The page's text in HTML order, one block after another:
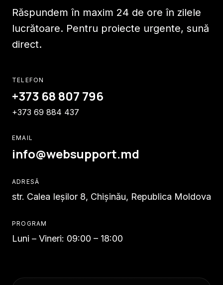
Răspundem în maxim 24 de ore în zilele
lucrătoare. Pentru proiecte urgente, sună
direct.
TELEFON
+373 68 807 796
+373 69 884 437
EMAIL
info@websupport.md
ADRESĂ
str. Calea Ieşilor 8, Chișinău, Republica Moldova
PROGRAM
Luni – Vineri: 09:00 – 18:00